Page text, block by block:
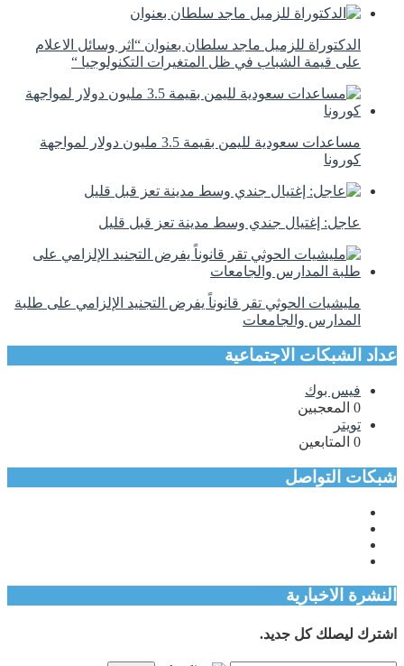
الدكتوراة للزميل ماجد سلطان بعنوان “اثر وسائل الاعلام
على قيمة الشباب في ظل المتغيرات التكنولوجيا “
مساعدات سعودية لليمن بقيمة 3.5 مليون دولار لمواجهة
كورونا
عاجل: إغتيال جندي وسط مدينة تعز قبل قليل
مليشيات الحوثي تقر قانوناً يفرض التجنيد الإلزامي على طلبة
المدارس والجامعات
عداد الشبكات الاجتماعية
فيس بوك
0 المعجبين
تويتر
0 المتابعين
شبكات التواصل
النشرة الاخبارية
اشترك ليصلك كل جديد.